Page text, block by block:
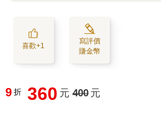
喜歡+1
寫評價
賺金幣
9 折 360 元 400 元